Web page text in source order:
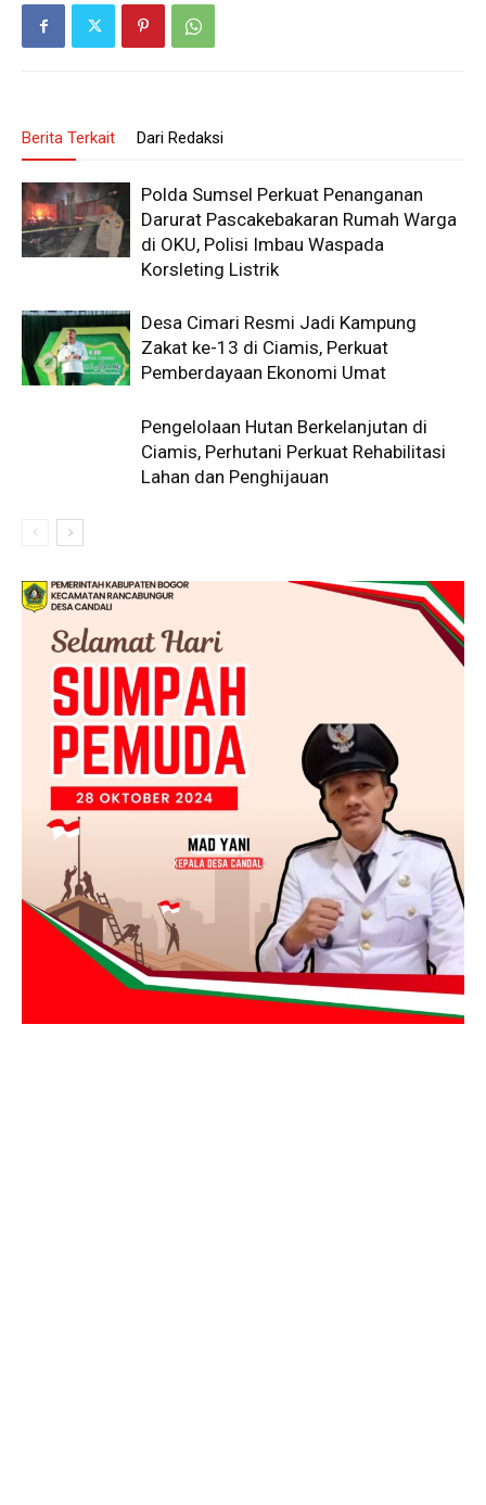
Berita Terkait Dari Redaksi
Polda Sumsel Perkuat Penanganan
Darurat Pascakebakaran Rumah Warga
di OKU, Polisi Imbau Waspada
Korsleting Listrik
Desa Cimari Resmi Jadi Kampung
Zakat ke-13 di Ciamis, Perkuat
Pemberdayaan Ekonomi Umat
Pengelolaan Hutan Berkelanjutan di
Ciamis, Perhutani Perkuat Rehabilitasi
Lahan dan Penghijauan